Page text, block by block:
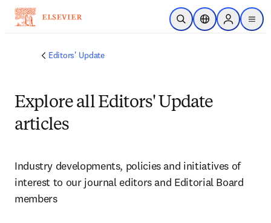
メインのコンテンツにスキップ
検索を開くロケーションセレ
Sign in to
menu
Editors' Update
Explore all Editors' Update
articles
Industry developments, policies and initiatives of
interest to our journal editors and Editorial Board
members